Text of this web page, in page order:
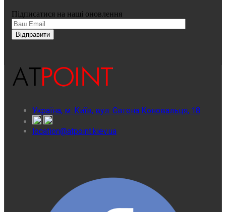
Підписатися на наші оновлення
Україна, м. Київ, вул. Євгена Коновальця, 18
location@atpoint.kiev.ua